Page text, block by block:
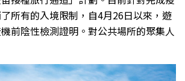
所有的入境限制，自4月26日以來，遊
前陰性檢測證明。對公共場所的聚集人